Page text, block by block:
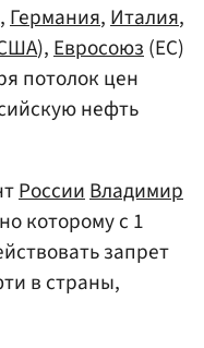
,Германия,Италия,
),Евросоюз(ЕС)
потолок цен
нефть
РоссииВладимир
которому с 1
запрет
в страны,